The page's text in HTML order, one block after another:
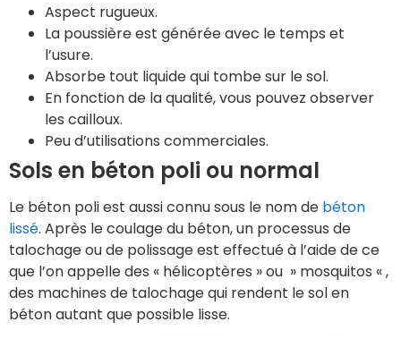
Aspect rugueux.
La poussière est générée avec le temps et
l’usure.
Absorbe tout liquide qui tombe sur le sol.
En fonction de la qualité, vous pouvez observer
les cailloux.
Peu d’utilisations commerciales.
Sols en béton poli ou normal
Le béton poli est aussi connu sous le nom de béton
lissé. Après le coulage du béton, un processus de
talochage ou de polissage est effectué à l’aide de ce
que l’on appelle des « hélicoptères » ou » mosquitos « ,
des machines de talochage qui rendent le sol en
béton autant que possible lisse.